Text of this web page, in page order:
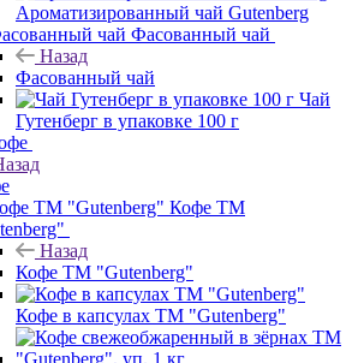
Ароматизированный чай Gutenberg
Фасованный чай
Назад
Фасованный чай
Чай
Гутенберг в упаковке 100 г
Кофе ТМ
Назад
Кофе ТМ "Gutenberg"
Кофе в капсулах ТМ "Gutenberg"